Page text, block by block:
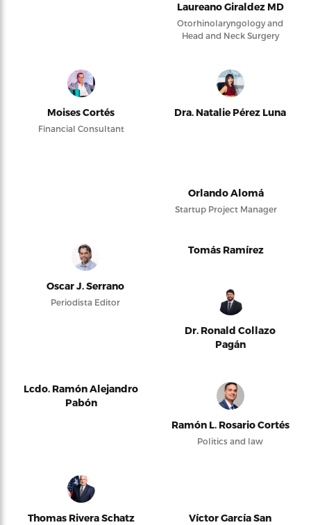
Laureano Giraldez MD
Otorhinolaryngology and
Head and Neck Surgery
Moises Cortés
Financial Consultant
Dra. Natalie Pérez Luna
Orlando Alomá
Startup Project Manager
Oscar J. Serrano
Periodista Editor
Tomás Ramírez
Dr. Ronald Collazo
Pagán
Lcdo. Ramón Alejandro
Pabón
Ramón L. Rosario Cortés
Politics and law
Thomas Rivera Schatz
Víctor García San